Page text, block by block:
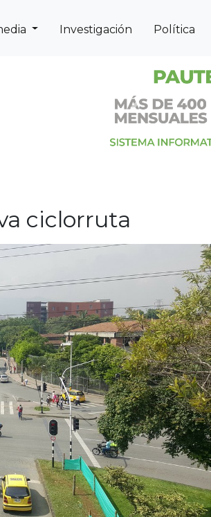
Investigación Política
Previous
ciclorruta